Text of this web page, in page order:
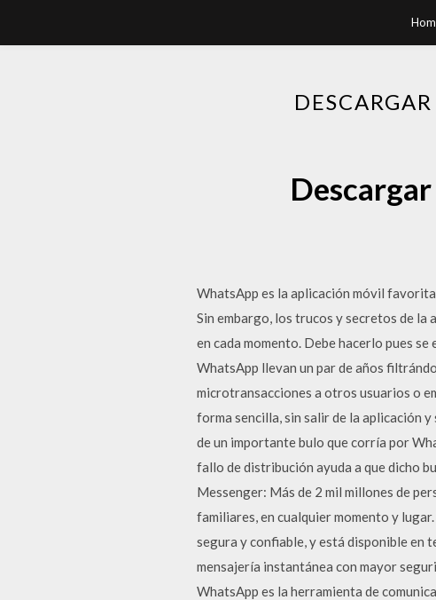
WhatsApp es la aplicación móvil
Sin embargo, los trucos y secretos de la
en cada momento. Debe hacerlo pues
WhatsApp llevan un par de años
microtransacciones a otros usuarios o
forma sencilla, sin salir de la aplicación
de un importante bulo que corría por
fallo de distribución ayuda a que dicho
Messenger: Más de 2 mil millones de
familiares, en cualquier momento y
segura y confiable, y está disponible en
mensajería instantánea con mayor
WhatsApp es la herramienta de